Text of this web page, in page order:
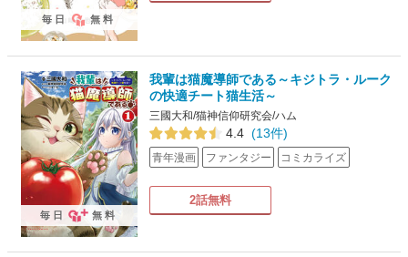
毎日 無料
我輩は猫魔導師である～キジトラ・ルーク
の快適チート猫生活～
三國大和/猫神信仰研究会/ハム
4.4 (13件)
青年漫画 ファンタジー コミカライズ
2話無料
毎日 無料